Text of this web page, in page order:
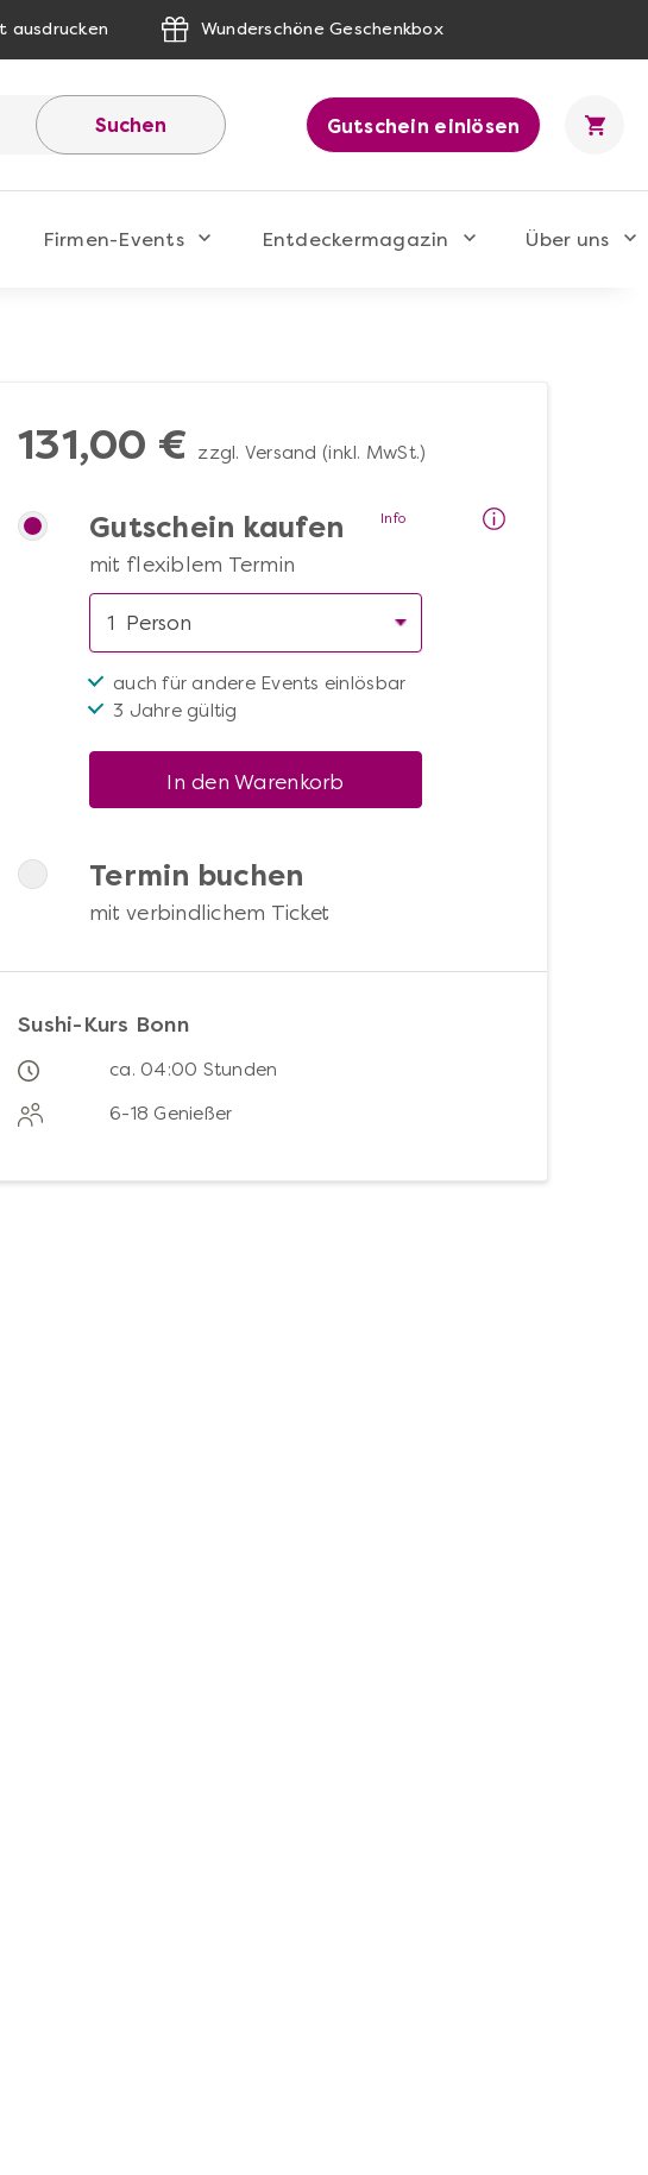
ausdrucken Wunderschöne Geschenkbox
Suchen Gutschein einlösen
Firmen-Events Entdeckermagazin Über uns
131,00 € zzgl. Versand (inkl. MwSt.)
Gutschein kaufen
mit flexiblem Termin
auch für andere Events einlösbar
3 Jahre gültig
In den Warenkorb
Termin buchen
mit verbindlichem Ticket
Info
Sushi-Kurs Bonn
ca. 04:00 Stunden
6-18 Genießer